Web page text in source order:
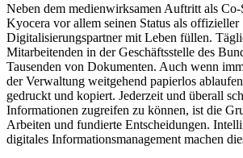
Neben dem medienwirksamen Auftritt als
Kyocera vor allem seinen Status als offizieller
Digitalisierungspartner mit Leben füllen.
Mitarbeitenden in der Geschäftsstelle des
Tausenden von Dokumenten. Auch wenn
der Verwaltung weitgehend papierlos
gedruckt und kopiert. Jederzeit und überall
Informationen zugreifen zu können, ist die
Arbeiten und fundierte Entscheidungen.
digitales Informationsmanagement machen